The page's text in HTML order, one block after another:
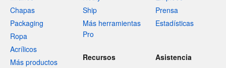
Chapas
Packaging
Ropa
Acrílicos
Más productos
Ship
Más herramientas
Pro
Prensa
Estadísticas
Recursos Asistencia